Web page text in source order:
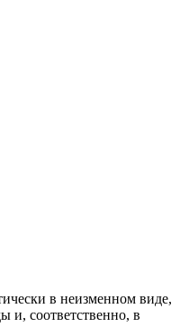
в неизменном виде,
и, соответственно, в